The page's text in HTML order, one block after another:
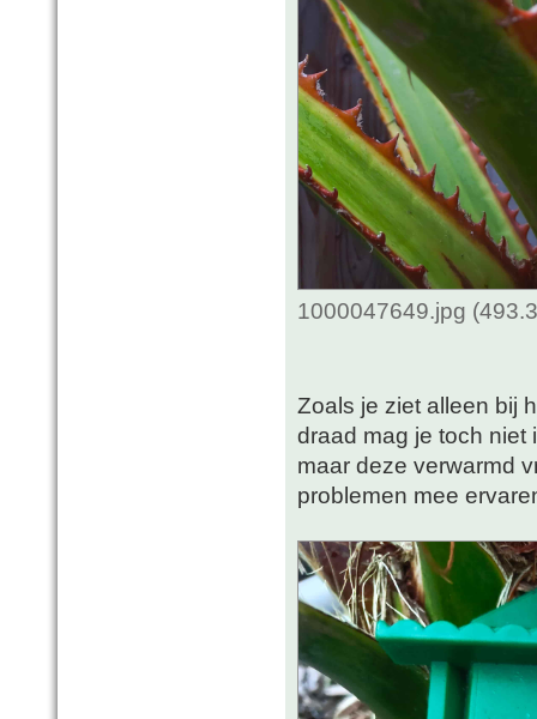
1000047649.jpg
Zoals je ziet alleen bij
draad mag je toch niet
maar deze verwarmd
problemen mee